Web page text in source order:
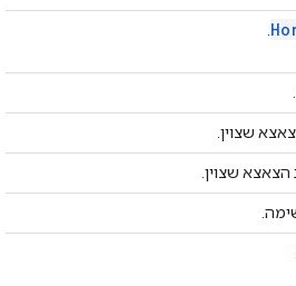
שצוין.
שצוין.